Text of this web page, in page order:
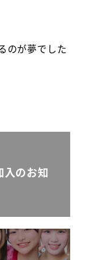
のが夢でした
のお知